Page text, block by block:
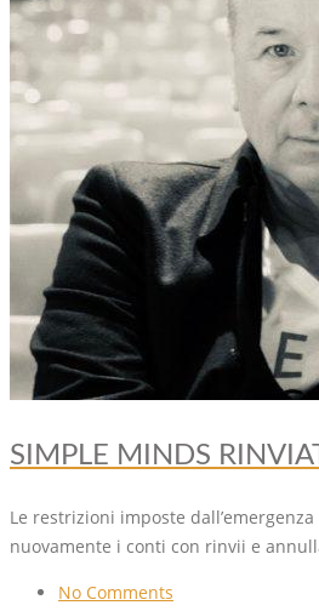
SIMPLE MINDS
Le restrizioni imposte
nuovamente i conti con rinvii e
No Comments